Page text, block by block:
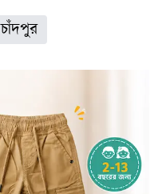
চাঁদপুর